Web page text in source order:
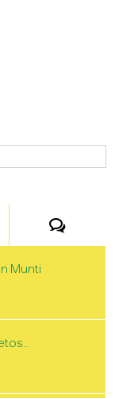
Munti